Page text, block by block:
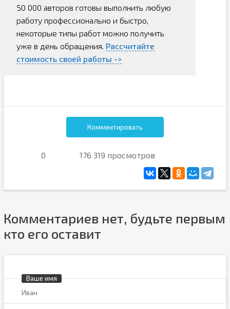
50 000 авторов готовы выполнить любую
работу профессионально и быстро,
некоторые типы работ можно получить
уже в день обращения. Рассчитайте
стоимость своей работы ->
Комментировать
0 176 319 просмотров
Комментариев нет, будьте первым
кто его оставит
Ваше имя